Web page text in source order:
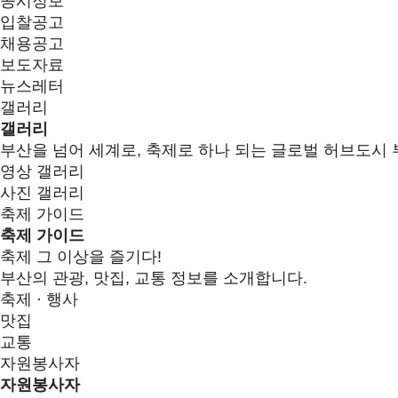
입찰공고
채용공고
보도자료
뉴스레터
갤러리
갤러리
부산을 넘어 세계로, 축제로 하나 되는 글로벌 허브도시
영상 갤러리
사진 갤러리
축제 가이드
축제 가이드
축제 그 이상을 즐기다!
부산의 관광, 맛집, 교통 정보를 소개합니다.
축제 · 행사
맛집
교통
자원봉사자
자원봉사자